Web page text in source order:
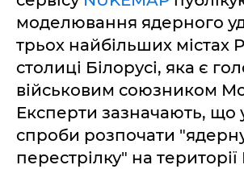
моделювання ядерного
трьох найбільших містах
столиці Білорусі, яка є
військовим союзником
Експерти зазначають, що
спроби розпочати
перестрілку" на території